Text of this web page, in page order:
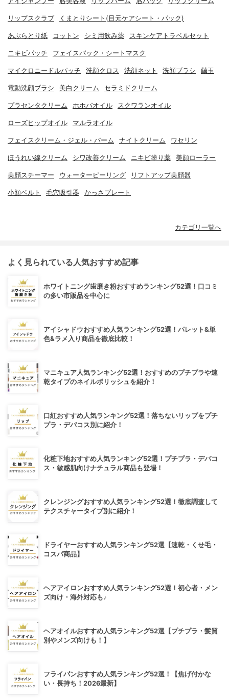
リップスクラブ くまとりシート(目元ケアシート・パック)
あぶらとり紙 コットン シミ用飲み薬 スキンケアトラベルセット
ニキビパッチ フェイスパック・シートマスク
マイクロニードルパッチ 洗顔クロス 洗顔ネット 洗顔ブラシ 繭玉
電動洗顔ブラシ 美白クリーム セラミドクリーム
プラセンタクリーム ホホバオイル スクワランオイル
ローズヒップオイル マルラオイル
フェイスクリーム・ジェル・バーム ナイトクリーム ワセリン
ほうれい線クリーム シワ改善クリーム ニキビ塗り薬 美顔ローラー
美顔スチーマー ウォーターピーリング リフトアップ美顔器
小顔ベルト 毛穴吸引器 かっさプレート
カテゴリ一覧へ
よく見られている人気おすすめ記事
ホワイトニング歯磨き粉おすすめランキング52選！口コミ
の多い市販品を中心に
アイシャドウおすすめ人気ランキング52選！パレット&単
色&ラメ入り商品を徹底比較！
マニキュア人気ランキング52選！おすすめのプチプラや速
乾タイプのネイルポリッシュを紹介！
口紅おすすめ人気ランキング52選！落ちないリップをプチ
プラ・デパコス別に紹介！
化粧下地おすすめ人気ランキング52選！プチプラ・デパコ
ス・敏感肌向けナチュラル商品も登場！
クレンジングおすすめ人気ランキング52選！徹底調査して
テクスチャータイプ別に紹介！
ドライヤーおすすめ人気ランキング52選【速乾・くせ毛・
コスパ商品】
ヘアアイロンおすすめ人気ランキング52選！初心者・メン
ズ向け・海外対応も♪
ヘアオイルおすすめ人気ランキング52選【プチプラ・髪質
別やメンズ向けも！】
フライパンおすすめ人気ランキング52選！【焦げ付かな
い・長持ち！2026最新】